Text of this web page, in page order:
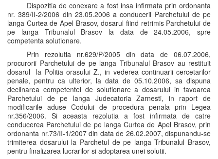
Dispozitia de conexare a fost insa infirmata prin ordonanta
nr. 389/II-2/2006 din 23.05.2006 a conducerii Parchetului de pe
langa Curtea de Apel Brasov, dosarul fiind retrimis Parchetului de
pe langa Tribunalul Brasov la data de 24.05.2006, spre
competenta solutionare.
Prin rezolutia nr.629/P/2005 din data de 06.07.2006,
procurorii Parchetului de pe langa Tribunalul Brasov au restituit
dosarul la Politia orasului Z., in vederea continuarii cercetarilor
penale, pentru ca ulterior, la data de 05.10.2006, sa dispuna
declinarea competentei de solutionare a dosarului in favoarea
Parchetului de pe langa Judecatoria Zarnesti, in raport de
modificarile aduse Codului de procedura penala prin Legea
nr.356/2006. Si aceasta rezolutia a fost infirmata de catre
conducerea Parchetului de pe langa Curtea de Apel Brasov, prin
ordonanta nr.73/II-1/2007 din data de 26.02.2007, dispunandu-se
trimiterea dosarului la Parchetul de pe langa Tribunalul Brasov,
pentru finalizarea lucrarilor si adoptarea unei solutii.